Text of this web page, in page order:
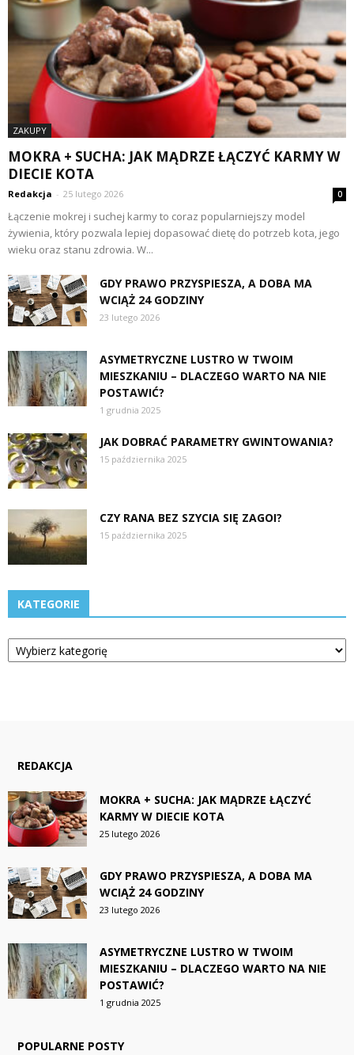
ZAKUPY
MOKRA + SUCHA: JAK MĄDRZE ŁĄCZYĆ KARMY W
DIECIE KOTA
Redakcja - 25 lutego 2026 0
Łączenie mokrej i suchej karmy to coraz popularniejszy model
żywienia, który pozwala lepiej dopasować dietę do potrzeb kota, jego
wieku oraz stanu zdrowia. W...
GDY PRAWO PRZYSPIESZA, A DOBA MA
WCIĄŻ 24 GODZINY
23 lutego 2026
ASYMETRYCZNE LUSTRO W TWOIM
MIESZKANIU – DLACZEGO WARTO NA NIE
POSTAWIĆ?
1 grudnia 2025
JAK DOBRAĆ PARAMETRY GWINTOWANIA?
15 października 2025
CZY RANA BEZ SZYCIA SIĘ ZAGOI?
15 października 2025
KATEGORIE
Kategorie
REDAKCJA
MOKRA + SUCHA: JAK MĄDRZE ŁĄCZYĆ
KARMY W DIECIE KOTA
25 lutego 2026
GDY PRAWO PRZYSPIESZA, A DOBA MA
WCIĄŻ 24 GODZINY
23 lutego 2026
ASYMETRYCZNE LUSTRO W TWOIM
MIESZKANIU – DLACZEGO WARTO NA NIE
POSTAWIĆ?
1 grudnia 2025
POPULARNE POSTY